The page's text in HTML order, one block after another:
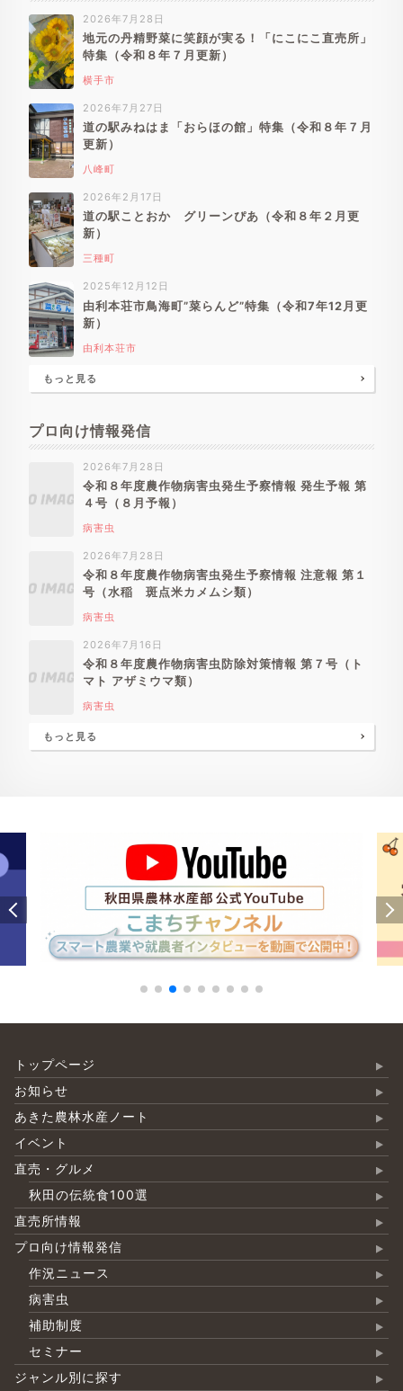
2026年7月28日
地元の丹精野菜に笑顔が実る！「にこにこ直売所」
特集（令和８年７月更新）
横手市
2026年7月27日
道の駅みねはま「おらほの館」特集（令和８年７月
更新）
八峰町
2026年2月17日
道の駅ことおか グリーンぴあ（令和８年２月更
新）
三種町
2025年12月12日
由利本荘市鳥海町”菜らんど”特集（令和7年12月更
新）
由利本荘市
もっと見る
プロ向け情報発信
2026年7月28日
令和８年度農作物病害虫発生予察情報 発生予報 第
４号（８月予報）
病害虫
2026年7月28日
令和８年度農作物病害虫発生予察情報 注意報 第１
号（水稲 斑点米カメムシ類）
病害虫
2026年7月16日
令和８年度農作物病害虫防除対策情報 第７号（ト
マト アザミウマ類）
病害虫
もっと見る
トップページ
お知らせ
あきた農林水産ノート
イベント
直売・グルメ
秋田の伝統食100選
直売所情報
プロ向け情報発信
作況ニュース
病害虫
補助制度
セミナー
ジャンル別に探す